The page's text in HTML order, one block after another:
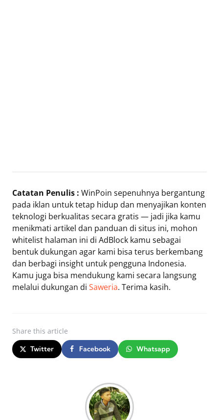
Catatan Penulis : WinPoin sepenuhnya bergantung
pada iklan untuk tetap hidup dan menyajikan konten
teknologi berkualitas secara gratis — jadi jika kamu
menikmati artikel dan panduan di situs ini, mohon
whitelist halaman ini di AdBlock kamu sebagai
bentuk dukungan agar kami bisa terus berkembang
dan berbagi insight untuk pengguna Indonesia.
Kamu juga bisa mendukung kami secara langsung
melalui dukungan di Saweria. Terima kasih.
Share this article
Twitter Facebook Whatsapp